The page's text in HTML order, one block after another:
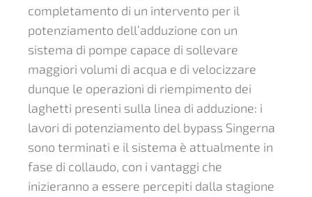
completamento di un intervento per il
potenziamento dell’adduzione con un
sistema di pompe capace di sollevare
maggiori volumi di acqua e di velocizzare
dunque le operazioni di riempimento dei
laghetti presenti sulla linea di adduzione: i
lavori di potenziamento del bypass Singerna
sono terminati e il sistema è attualmente in
fase di collaudo, con i vantaggi che
inizieranno a essere percepiti dalla stagione